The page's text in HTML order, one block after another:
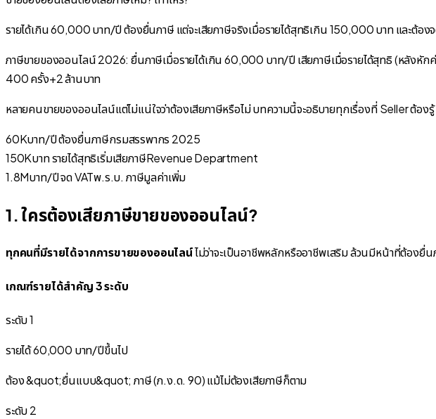
รายได้เกิน 60,000 บาท/ปี ต้องยื่นภาษี แต่จะเสียภาษีจริงเมื่อรายได้สุทธิเกิน 150,000 บาท และต้อง
ภาษีขายของออนไลน์ 2026: ยื่นภาษีเมื่อรายได้เกิน 60,000 บาท/ปี เสียภาษีเมื่อรายได้สุทธิ (หลังหั
400 ครั้ง+2 ล้านบาท
หลายคนขายของออนไลน์แต่ไม่แน่ใจว่าต้องเสียภาษีหรือไม่ บทความนี้จะอธิบายทุกเรื่องที่ Seller ต้อ
60Kบาท/ปี ต้องยื่นภาษีกรมสรรพากร 2025
150Kบาท รายได้สุทธิเริ่มเสียภาษีRevenue Department
1.8Mบาท/ปี จด VATพ.ร.บ. ภาษีมูลค่าเพิ่ม
1. ใครต้องเสียภาษีขายของออนไลน์?
ทุกคนที่มีรายได้จากการขายของออนไลน์ไม่ว่าจะเป็นอาชีพหลักหรืออาชีพเสริม ล้วนมีหน้าที่ต้อง
เกณฑ์รายได้สำคัญ 3 ระดับ
ระดับ 1
รายได้ 60,000 บาท/ปีขึ้นไป
ต้อง &quot;ยื่นแบบ&quot; ภาษี (ภ.ง.ด. 90) แม้ไม่ต้องเสียภาษีก็ตาม
ระดับ 2